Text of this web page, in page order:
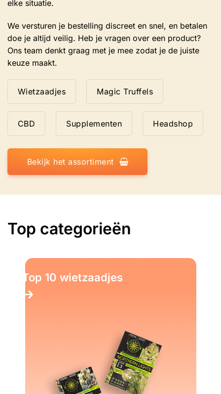
elke situatie.
We versturen je bestelling discreet en snel, en betalen
doe je altijd veilig. Heb je vragen over een product?
Ons team denkt graag met je mee zodat je de juiste
keuze maakt.
Wietzaadjes Magic Truffels
CBD Supplementen Headshop
Bekijk het assortiment
Top categorieën
Top 10 wietzaadjes